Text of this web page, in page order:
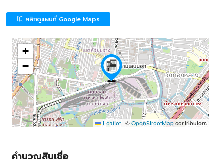
คลิกดูแผนที่ Google Maps
+
−
Leaflet | ©OpenStreetMapcontributors
คำนวณสินเชื่อ